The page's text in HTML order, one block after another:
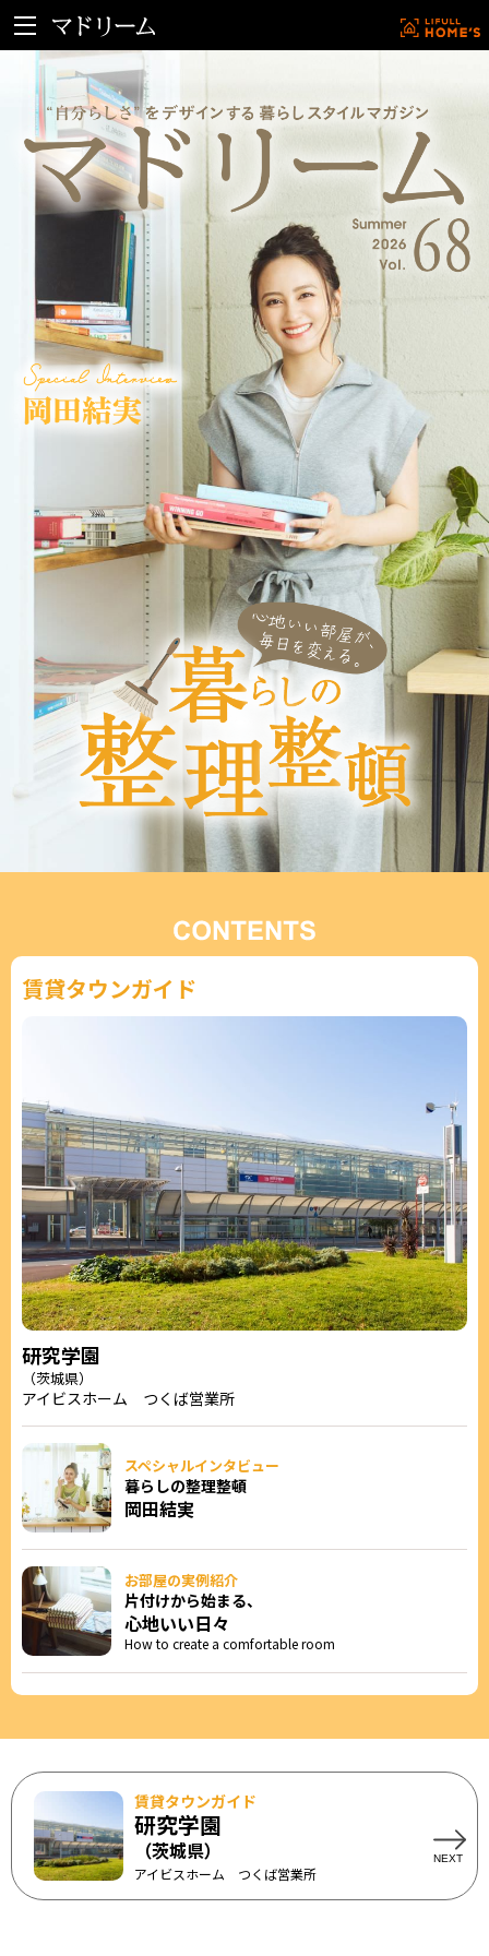
賃貸タウンガイド
研究学園
（茨城県）
アイビスホーム つくば営業所
スペシャルインタビュー
暮らしの整理整頓
岡田結実
お部屋の実例紹介
片付けから始まる、
心地いい日々
How to create a comfortable room
賃貸タウンガイド
研究学園
（茨城県）
アイビスホーム つくば営業所